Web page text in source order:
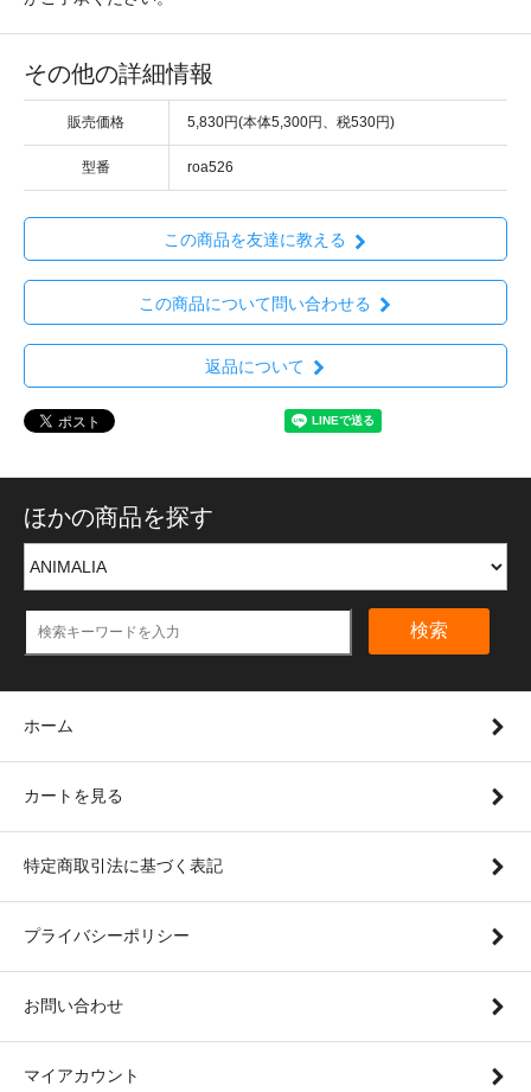
その他の詳細情報
販売価格 5,830円(本体5,300円、税530円)
型番 roa526
この商品を友達に教える
この商品について問い合わせる
返品について
ほかの商品を探す
検索
ホーム
カートを見る
特定商取引法に基づく表記
プライバシーポリシー
お問い合わせ
マイアカウント